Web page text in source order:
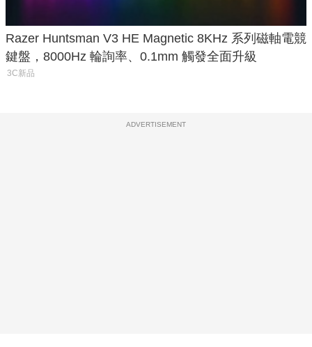
Razer Huntsman V3 HE Magnetic 8KHz 系列磁軸電競
鍵盤，8000Hz 輪詢率、0.1mm 觸發全面升級
3C新品
ADVERTISEMENT